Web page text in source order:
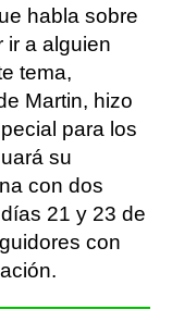
habla sobre
ir a alguien
tema,
Martin, hizo
para los
su
con dos
21 y 23 de
con